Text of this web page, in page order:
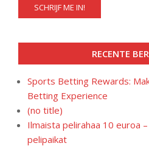
RECENTE
Sports Betting Rewards:
Betting Experience
(no title)
Ilmaista pelirahaa 10 euroa
pelipaikat